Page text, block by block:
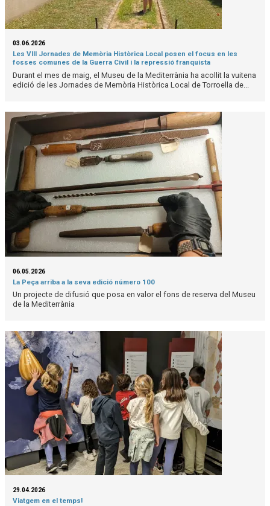
03.06.2026
Les VIII Jornades de Memòria Històrica Local posen el focus en les
fosses comunes de la Guerra Civil i la repressió franquista
Durant el mes de maig, el Museu de la Mediterrània ha acollit la vuitena
edició de les Jornades de Memòria Històrica Local de Torroella de...
06.05.2026
La Peça arriba a la seva edició número 100
Un projecte de difusió que posa en valor el fons de reserva del Museu
de la Mediterrània
29.04.2026
Viatgem en el temps!